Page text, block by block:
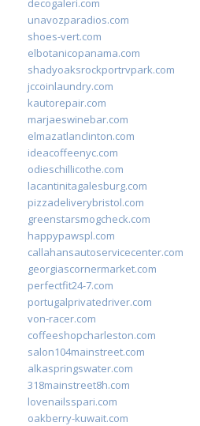
unavozparadios.com
shoes-vert.com
elbotanicopanama.com
shadyoaksrockportrvpark.com
jccoinlaundry.com
kautorepair.com
marjaeswinebar.com
elmazatlanclinton.com
ideacoffeenyc.com
odieschillicothe.com
lacantinitagalesburg.com
pizzadeliverybristol.com
greenstarsmogcheck.com
happypawspl.com
callahansautoservicecenter.com
georgiascornermarket.com
perfectfit24-7.com
portugalprivatedriver.com
von-racer.com
coffeeshopcharleston.com
salon104mainstreet.com
alkaspringswater.com
318mainstreet8h.com
lovenailsspari.com
oakberry-kuwait.com